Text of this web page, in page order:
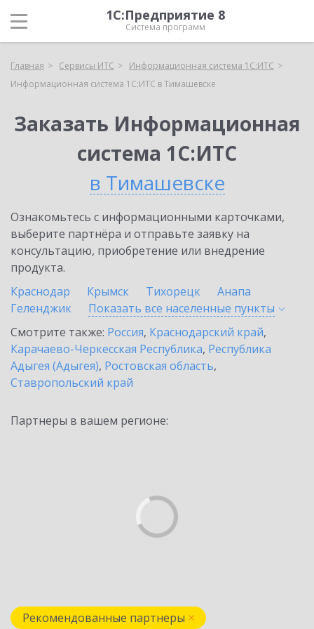
1С:Предприятие 8
Система программ
Главная Сервисы ИТС
Информационная система 1С:ИТС
Информационная система 1С:ИТС в Тимашевске
Заказать Информационная
система 1С:ИТС
в Тимашевске
Ознакомьтесь с информационными карточками,
выберите партнёра и отправьте заявку на
консультацию, приобретение или внедрение
продукта.
Краснодар
Крымск Тихорецк
Анапа
Геленджик
Показать все населенные пункты
Смотрите также: Россия, Краснодарский край,
Карачаево-Черкесская Республика, Республика
Адыгея (Адыгея), Ростовская область,
Ставропольский край
Партнеры в вашем регионе:
Рекомендованные партнеры